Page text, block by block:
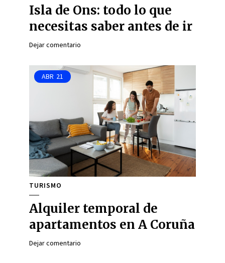
Isla de Ons: todo lo que
necesitas saber antes de ir
Dejar comentario
ABR 21
TURISMO
Alquiler temporal de
apartamentos en A Coruña
Dejar comentario